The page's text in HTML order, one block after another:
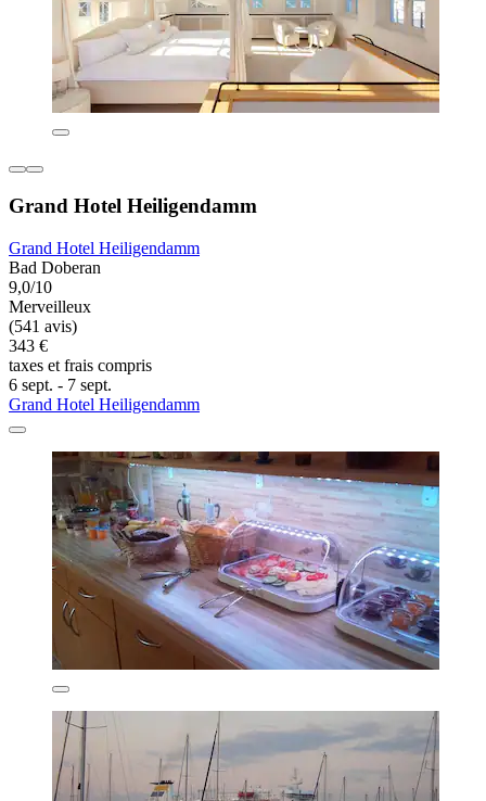
Grand Hotel Heiligendamm
Grand Hotel Heiligendamm
Bad Doberan
9,0/10
Merveilleux
(541 avis)
343 €
taxes et frais compris
6 sept. - 7 sept.
Grand Hotel Heiligendamm